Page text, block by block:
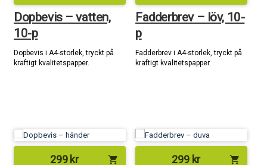
Dopbevis – vatten,
10-p
Dopbevis i A4-storlek, tryckt på
kraftigt kvalitetspapper.
Fadderbrev – löv, 10-
p
Fadderbrev i A4-storlek, tryckt på
kraftigt kvalitetspapper.
299kr shopping_cart 299 kr shopping_cart